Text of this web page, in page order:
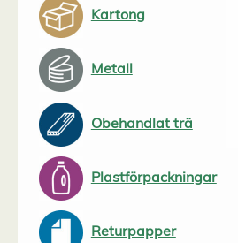
Kartong
Metall
Obehandlat trä
Plastförpackningar
Returpapper